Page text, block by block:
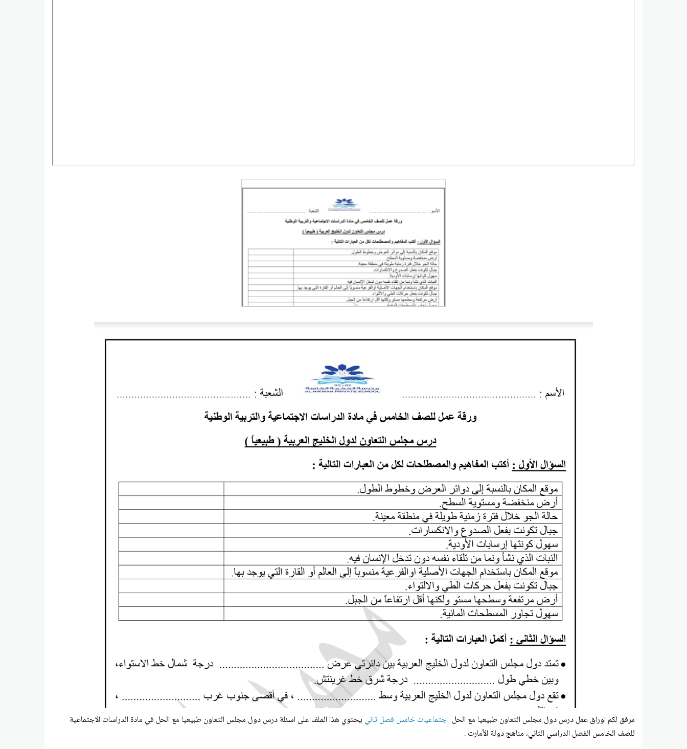
مرفق لكم اوراق عمل درس دول مجلس التعاون طبيعيا مع الحل اجتماعيات خامس فصل ثاني يحتوي هذا الملف على اسئلة درسدول مجلس التعاون طبيعيا مع الحلفي مادة الدراسات الاجتماعية
للصف الخامس الفصل الدراسي الثاني، مناهج دولة الأمارت .